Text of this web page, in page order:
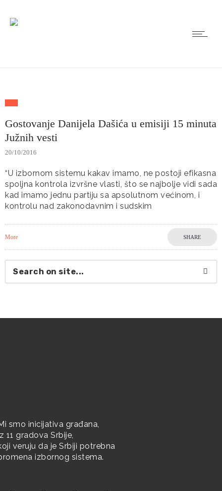
Gostovanje Danijela Dašića u emisiji 15 minuta
Južnih vesti
20/10/2016
“U izbornom sistemu kakav imamo, ne postoji efikasna
spoljna kontrola izvršne vlasti, što se najbolje vidi sada
kad imamo jednu partiju sa apsolutnom većinom, i
kontrolu nad zakonodavnim i sudskim
More SHARE
smo inicijativa građana,
11 gradova Srbije,
veruju da je Srbiji potrebna
izbornog sistema.